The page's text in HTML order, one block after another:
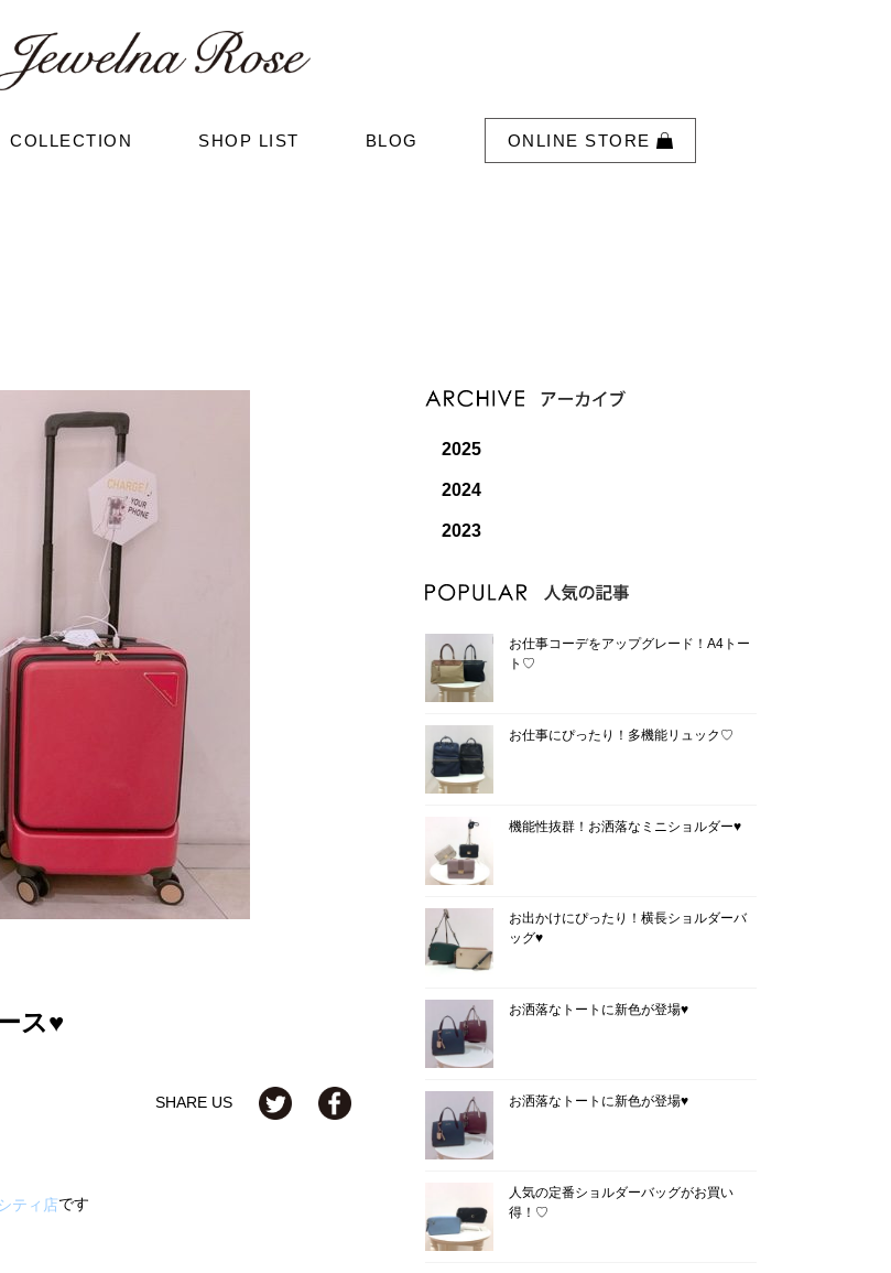
COLLECTION SHOP LIST BLOG ONLINE STORE
ス♥
SHARE US
ティ店です
2025
2024
2023
お仕事コーデをアップグレード！A4トー
ト♡
お仕事にぴったり！多機能リュック♡
機能性抜群！お洒落なミニショルダー♥
お出かけにぴったり！横長ショルダーバ
ッグ♥
お洒落なトートに新色が登場♥
お洒落なトートに新色が登場♥
人気の定番ショルダーバッグがお買い
得！♡